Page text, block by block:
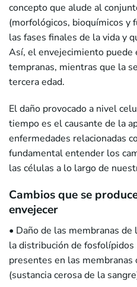
concepto que alude al
(morfológicos, bioquímicos y
las fases finales de la vida y
Así, el envejecimiento puede
tempranas, mientras que la
tercera edad.
El daño provocado a nivel
tiempo es el causante de la
enfermedades relacionadas
fundamental entender los
las células a lo largo de
Cambios que se
envejecer
• Daño de las membranas
la distribución de
presentes en las
(sustancia cerosa de la